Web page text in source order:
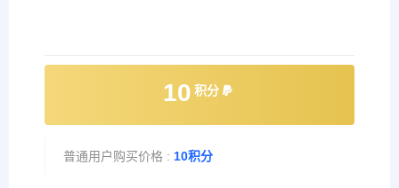
10 积分
普通用户购买价格 : 10积分